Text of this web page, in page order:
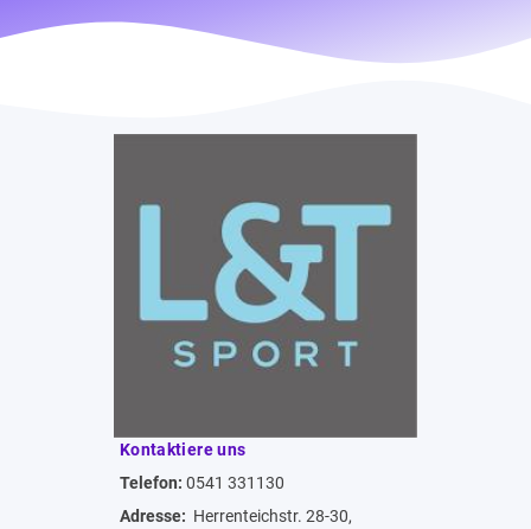
Kontaktiere uns
Telefon: 0541 331130
Adresse: Herrenteichstr. 28-30,